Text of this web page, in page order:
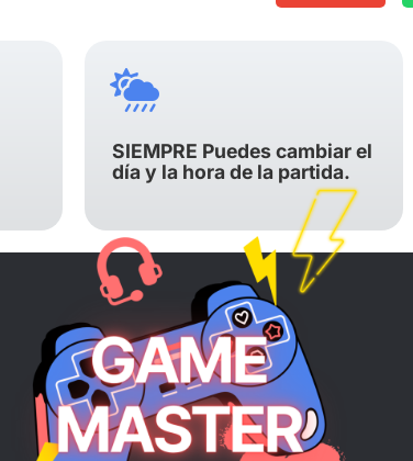
SIEMPRE Puedes cambiar el
día y la hora de la partida.